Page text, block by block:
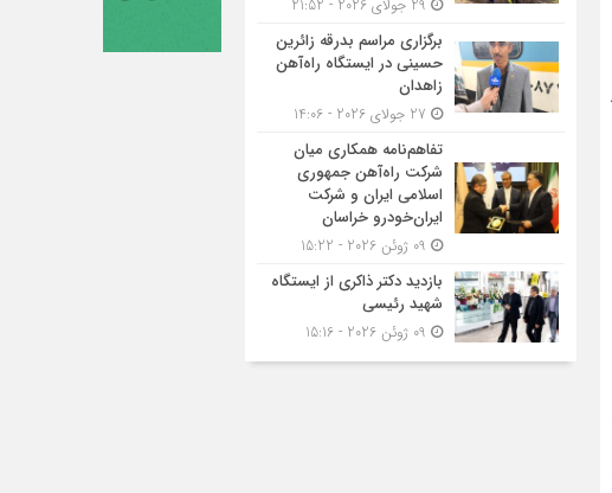
برگزاری مراسم بدرقه زائرین
حسینی در ایستگاه راه‌آهن
زاهدان
تفاهم‌نامه همکاری میان
شرکت راه‌آهن جمهوری
اسلامی ایران و شرکت
ایران‌خودرو خراسان
بازدید دکتر ذاکری از ایستگاه
شهید رئیسی